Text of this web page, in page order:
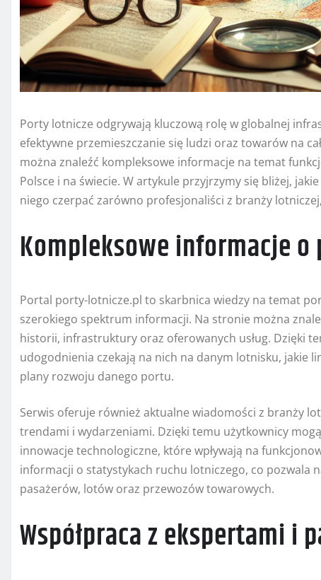
Porty lotnicze odgrywają kluczową rolę w globalnej
efektywne przemieszczanie się ludzi oraz towarów na
można znaleźć kompleksowe informacje na temat
Polsce i na świecie. W artykule przyjrzymy się bliżej,
niego czerpać zarówno profesjonaliści z branży
Kompleksowe informacje
Portal porty-lotnicze.pl to skarbnica wiedzy na temat
szerokiego spektrum informacji. Na stronie można
historii, infrastruktury oraz oferowanych usług. Dzięki
udogodnienia czekają na nich na danym lotnisku, jakie
plany rozwoju danego portu.
Serwis oferuje również aktualne wiadomości z branży
trendami i wydarzeniami. Dzięki temu użytkownicy
innowacje technologiczne, które wpływają na
informacji o statystykach ruchu lotniczego, co pozwala
pasażerów, lotów oraz przewozów towarowych.
Współpraca z ekspertami i